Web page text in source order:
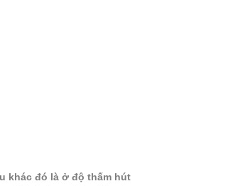
khác đó là ở độ thấm hút